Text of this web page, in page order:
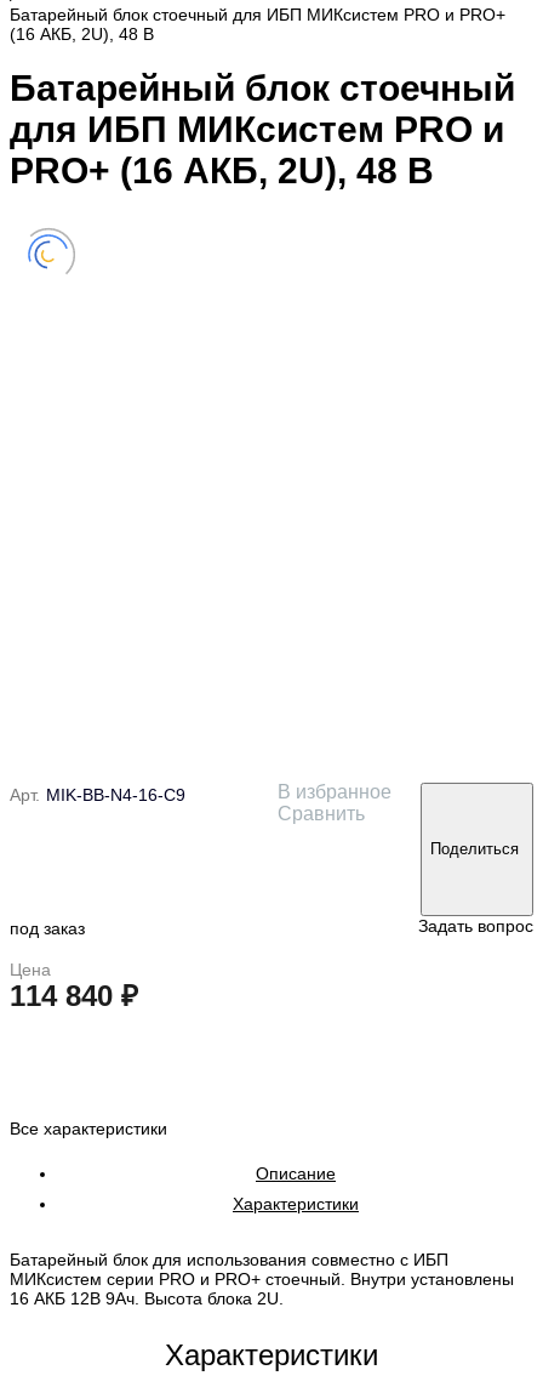
Батарейный блок стоечный для ИБП МИКсистем PRO и PRO+
(16 АКБ, 2U), 48 В
Батарейный блок стоечный
для ИБП МИКсистем PRO и
PRO+ (16 АКБ, 2U), 48 В
Арт. MIK-BB-N4-16-C9
В избранное
Сравнить
Поделиться
под заказ Задать вопрос
Цена
114 840 ₽
Все характеристики
Описание
Характеристики
Батарейный блок для использования совместно с ИБП
МИКсистем серии PRO и PRO+ стоечный. Внутри установлены
16 АКБ 12В 9Ач. Высота блока 2U.
Характеристики